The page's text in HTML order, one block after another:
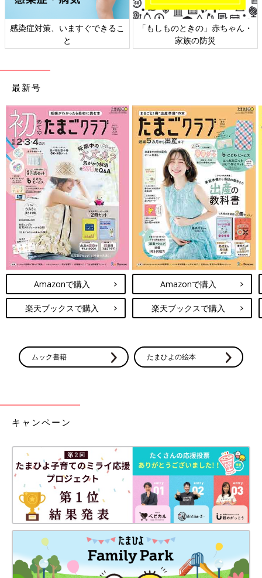
（台車を自分で引っ張って移動することも 2021.9.24 自宅に
て撮影）
子どもの預け場所がない 親たちを苦しめる、弱い命
を守り育てる重圧と孤独
るのでしょうか。
いったりすることができませんから、病院にも行けない。医療的
こと”さえできずに苦しんでいるママ、パパが全国にいます。
そして、最も根深い悩みは「孤独」ではないでしょうか。ずっと
家にいる生活で、気軽に友だちと会えないのもありますし、まわ
りにわかってくれる人がいない。ふだんの生活で、医療的ケア児
を育てているママやパパに出会えるのは皆無ですから。たとえ症
状が違っても、「今、こういうことが大変でさ～」「わかる！わ
かる！うちも、こういう時期があって…」と言い合えたら、気持
ちが軽くなりますよね？ そういう関わり合いをなかなか持てな
いんです。
感染症対策、いますぐできるこ
と
「もしものときの」赤ちゃん・
家族の防災
最新号
Amazonで購入
楽天ブックスで購入
Amazonで購入
楽天ブックスで購入
ムック書籍 たまひよの絵本
キャンペーン